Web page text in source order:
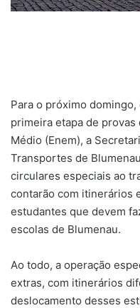
Para o próximo domingo,
primeira etapa de provas
Médio (Enem), a
Transportes de
circulares especiais ao
contarão com itinerários
estudantes que devem
escolas de Blumenau.
Ao todo, a operação
extras, com itinerários
deslocamento desses